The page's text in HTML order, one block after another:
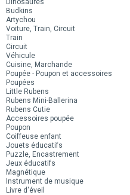
Dinosaures
Budkins
Artychou
Voiture, Train, Circuit
Train
Circuit
Véhicule
Cuisine, Marchande
Poupée - Poupon et accessoires
Poupées
Little Rubens
Rubens Mini-Ballerina
Rubens Cutie
Accessoires poupée
Poupon
Coiffeuse enfant
Jouets éducatifs
Puzzle, Encastrement
Jeux éducatifs
Magnétique
Instrument de musique
Livre d'éveil